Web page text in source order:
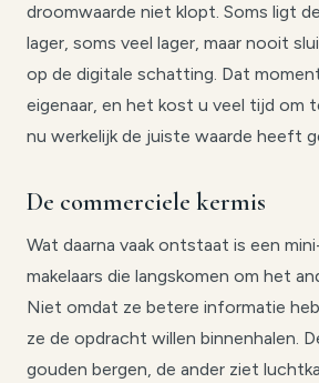
droomwaarde niet klopt. Soms ligt
lager, soms veel lager, maar nooit
op de digitale schatting. Dat
eigenaar, en het kost u veel tijd om
nu werkelijk de juiste waarde heeft
De commerciele kermis
Wat daarna vaak ontstaat is een
makelaars die langskomen om het
Niet omdat ze betere informatie
ze de opdracht willen binnenhalen.
gouden bergen, de ander ziet